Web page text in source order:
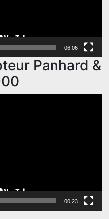
06:06
Panhard &
00:23